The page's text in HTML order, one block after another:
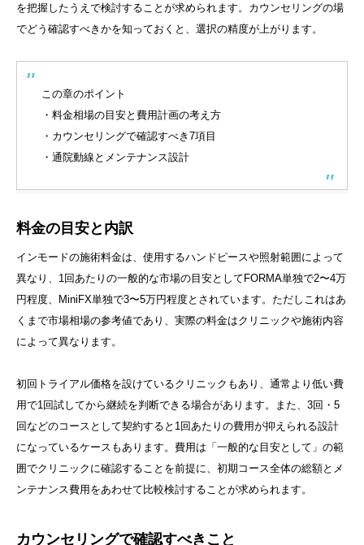
を把握したうえで検討することが求められます。カウンセリングの場
でどう確認すべきかを知っておくと、選択の精度が上がります。
この章のポイント
・料金相場の目安と費用計画の考え方
・カウンセリングで確認すべき7項目
・通院動線とメンテナンス設計
料金の目安と内訳
インモードの施術料金は、使用するハンドピースや照射範囲によって
異なり、1回あたりの一般的な市場の目安としてFORMA単独で2〜4万
円程度、MiniFX単独で3〜5万円程度とされています。ただしこれはあ
くまで市場相場の参考値であり、実際の料金はクリニックや施術内容
によって異なります。
初回トライアル価格を設けているクリニックもあり、通常より低い費
用で1回試してから継続を判断できる場合があります。また、3回・5
回などのコースとして契約すると1回あたりの費用が抑えられる設計
になっているケースもあります。費用は「一般的な目安として」の範
囲でクリニックに確認することを前提に、初期コース全体の総額とメ
ンテナンス費用をあわせて比較検討することが求められます。
カウンセリングで確認すべきこと